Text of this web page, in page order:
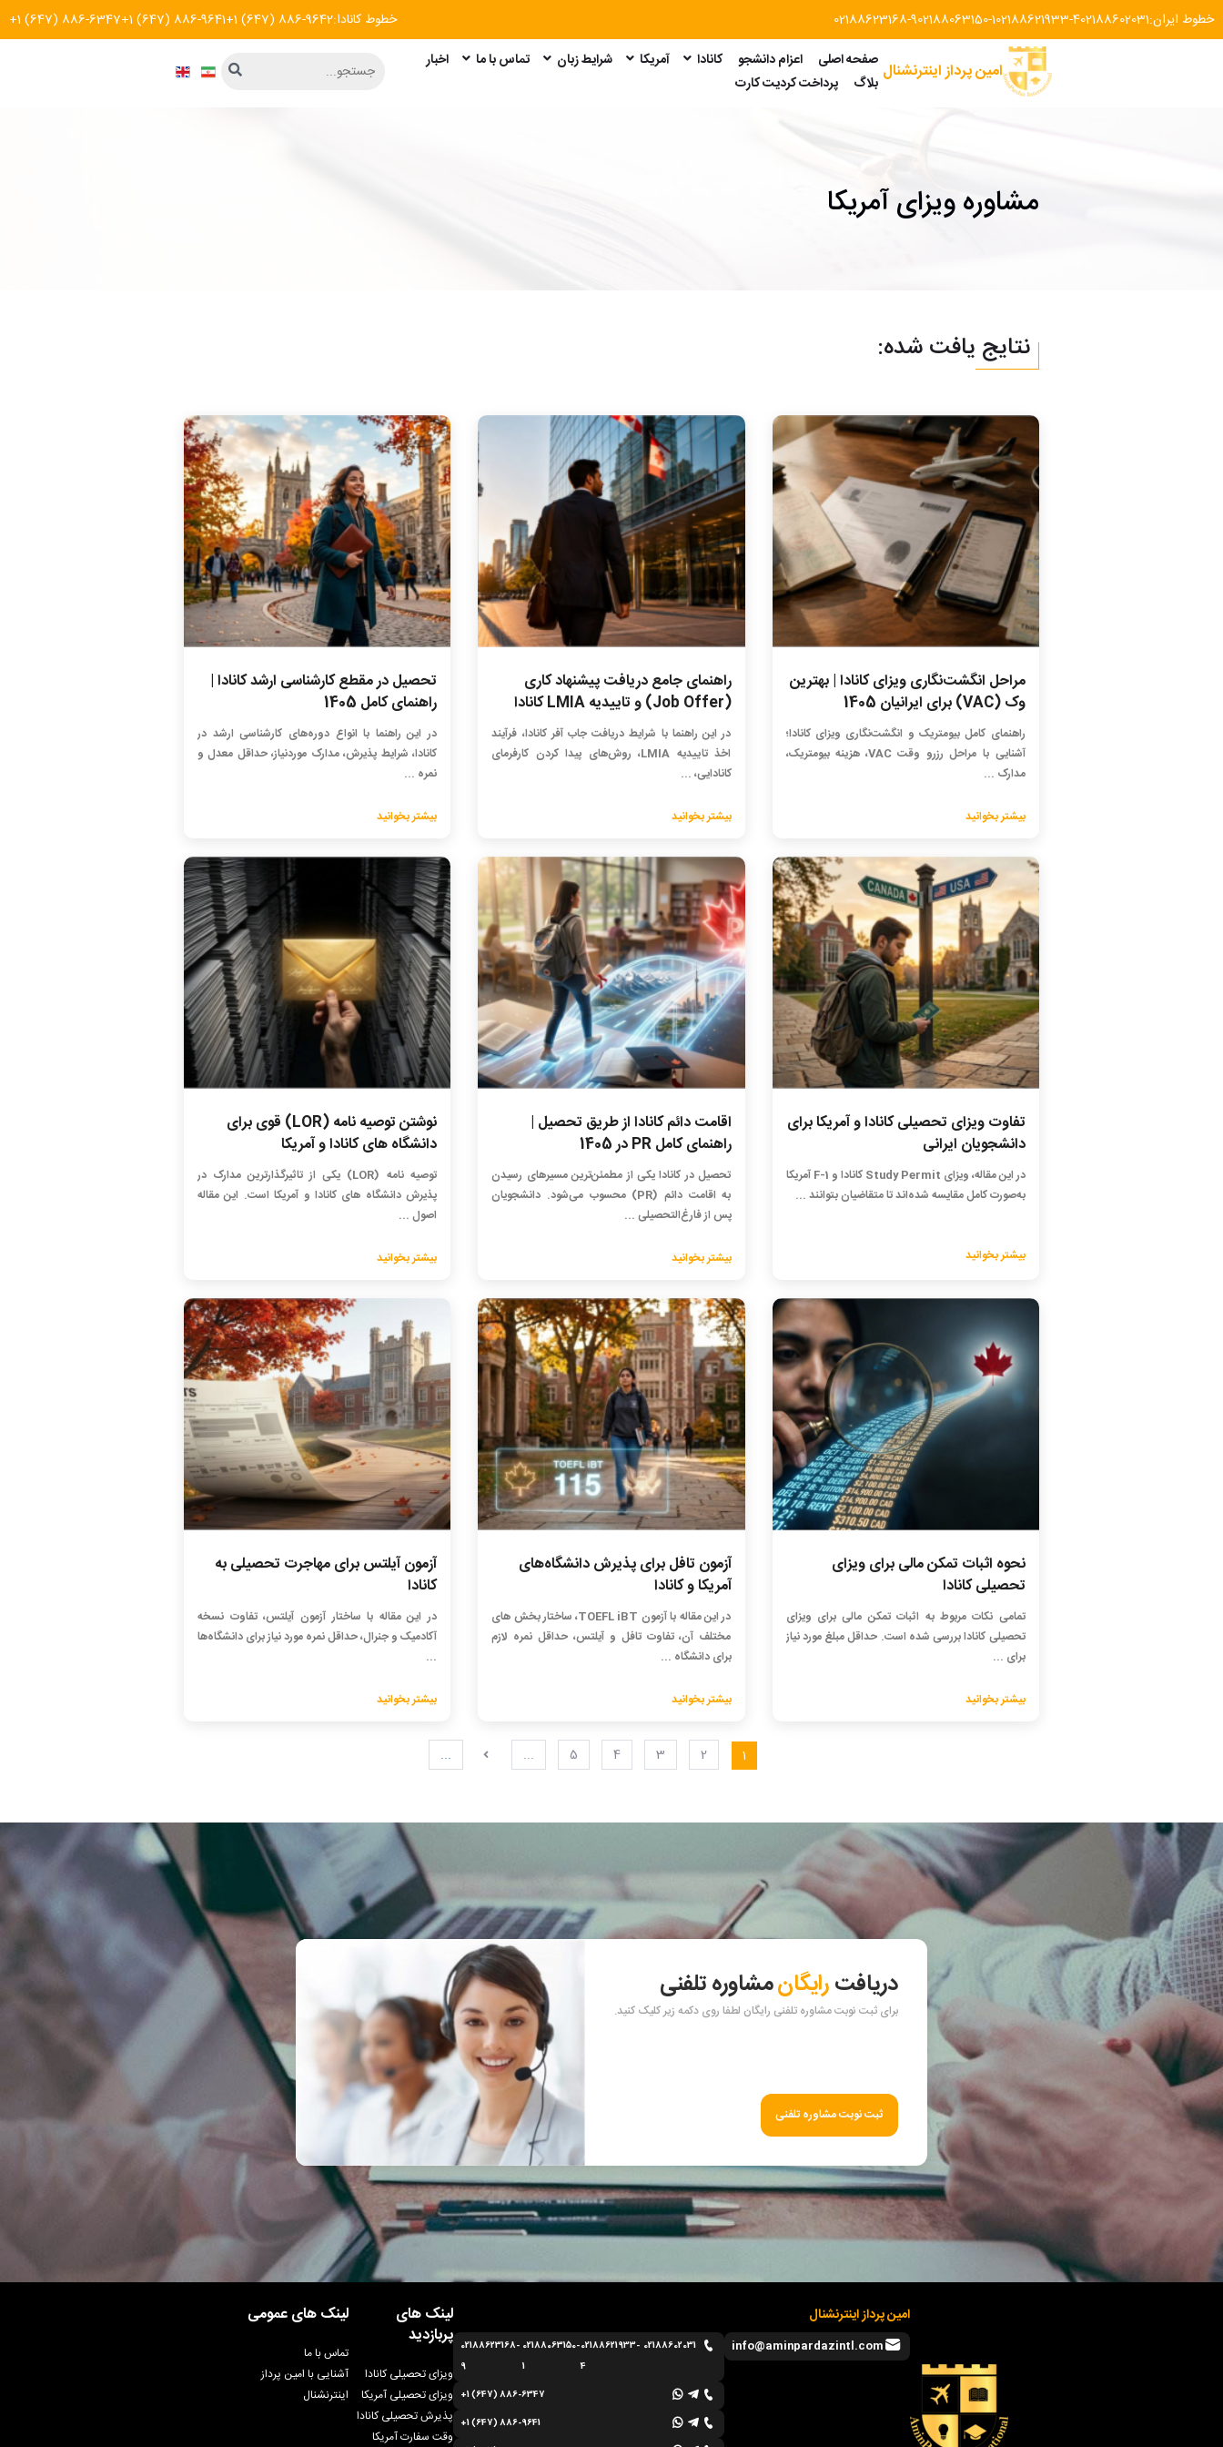
خطوط ایران: 02188623168-902188063150-102188621933-402188602031 خطوط کانادا: +1 (647) 886-6347+1 (647) 886-9641+1 (647) 886-9642
امین پرداز اینترنشنال صفحه اصلی اعزام دانشجو کانادا آمریکا شرایط زبان تماس با ما
اخبار
بلاگ
پرداخت کردیت کارت
مشاوره ویزای آمریکا
نتایج یافت شده:
مراحل انگشت‌نگاری ویزای کانادا | بهترین
وک (VAC) برای ایرانیان 1405
راهنمای کامل بیومتریک و انگشت‌نگاری ویزای کانادا؛
آشنایی با مراحل رزرو وقت VAC، هزینه بیومتریک،
مدارک ...
بیشتر بخوانید
راهنمای جامع دریافت پیشنهاد کاری
(Job Offer) و تاییدیه LMIA کانادا
در این راهنما با شرایط دریافت جاب آفر کانادا، فرآیند
اخذ تاییدیه LMIA، روش‌های پیدا کردن کارفرمای
کانادایی، ...
بیشتر بخوانید
تحصیل در مقطع کارشناسی ارشد کانادا |
راهنمای کامل 1405
در این راهنما با انواع دوره‌های کارشناسی ارشد در
کانادا، شرایط پذیرش، مدارک موردنیاز، حداقل معدل و
نمره ...
بیشتر بخوانید
تفاوت ویزای تحصیلی کانادا و آمریکا برای
دانشجویان ایرانی
در این مقاله، ویزای Study Permit کانادا و F-1 آمریکا
به‌صورت کامل مقایسه شده‌اند تا متقاضیان بتوانند ...
بیشتر بخوانید
اقامت دائم کانادا از طریق تحصیل |
راهنمای کامل PR در 1405
تحصیل در کانادا یکی از مطمئن‌ترین مسیرهای رسیدن
به اقامت دائم (PR) محسوب می‌شود. دانشجویان
پس از فارغ‌التحصیلی ...
بیشتر بخوانید
نوشتن توصیه نامه (LOR) قوی برای
دانشگاه های کانادا و آمریکا
توصیه نامه (LOR) یکی از تاثیرگذارترین مدارک در
پذیرش دانشگاه های کانادا و آمریکا است. این مقاله
اصول ...
بیشتر بخوانید
نحوه اثبات تمکن مالی برای ویزای
تحصیلی کانادا
تمامی نکات مربوط به اثبات تمکن مالی برای ویزای
تحصیلی کانادا بررسی شده است. حداقل مبلغ مورد نیاز
برای ...
بیشتر بخوانید
آزمون تافل برای پذیرش دانشگاه‌های
آمریکا و کانادا
در این مقاله با آزمون TOEFL iBT، ساختار بخش های
مختلف آن، تفاوت تافل و آیلتس، حداقل نمره لازم
برای دانشگاه ...
بیشتر بخوانید
آزمون آیلتس برای مهاجرت تحصیلی به
کانادا
در این مقاله با ساختار آزمون آیلتس، تفاوت نسخه
آکادمیک و جنرال، حداقل نمره مورد نیاز برای دانشگاه‌ها
...
بیشتر بخوانید
1
2
3
4
5
... ...
دریافترایگانمشاوره تلفنی
برای ثبت نوبت مشاوره تلفنی رایگان لطفا روی دکمه زیر کلیک کنید.
ثبت نوبت مشاوره تلفنی
امین پرداز اینترنشنال
info@aminpardazintl.com
02188623168-
9
02188063150-
1
02188621933-
4
02188602031
+1 (647) 886-6347
+1 (647) 886-9641
لینک های
پربازدید
ویزای تحصیلی کانادا
ویزای تحصیلی آمریکا
پذیرش تحصیلی کانادا
وقت سفارت آمریکا
لینک های عمومی
تماس با ما
آشنایی با امین پرداز
اینترنشنال